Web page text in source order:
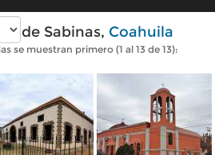
de Sabinas, Coahuila
se muestran primero (1 al 13 de 13):